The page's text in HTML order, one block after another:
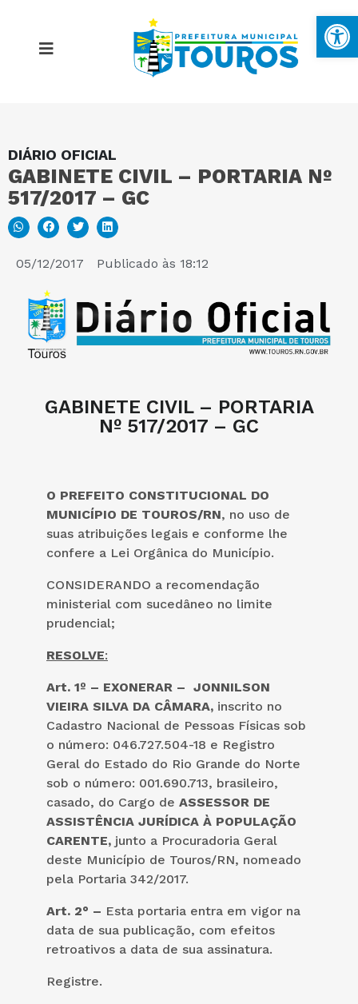
DIÁRIO OFICIAL
GABINETE CIVIL – PORTARIA Nº
517/2017 – GC
05/12/2017 Publicado às 18:12
GABINETE CIVIL – PORTARIA
Nº 517/2017 – GC
O PREFEITO CONSTITUCIONAL DO
MUNICÍPIO DE TOUROS/RN, no uso de
suas atribuições legais e conforme lhe
confere a Lei Orgânica do Município.
CONSIDERANDO a recomendação
ministerial com sucedâneo no limite
prudencial;
RESOLVE:
Art. 1º – EXONERAR – JONNILSON
VIEIRA SILVA DA CÂMARA, inscrito no
Cadastro Nacional de Pessoas Físicas sob
o número: 046.727.504-18 e Registro
Geral do Estado do Rio Grande do Norte
sob o número: 001.690.713, brasileiro,
casado, do Cargo de ASSESSOR DE
ASSISTÊNCIA JURÍDICA À POPULAÇÃO
CARENTE, junto a Procuradoria Geral
deste Município de Touros/RN, nomeado
pela Portaria 342/2017.
Art. 2° – Esta portaria entra em vigor na
data de sua publicação, com efeitos
retroativos a data de sua assinatura.
Registre.
MAPA DO SITE
PORTAL DA TRANSPARÊNCIA
E-SIC
PERGUNTAS FREQUENTES